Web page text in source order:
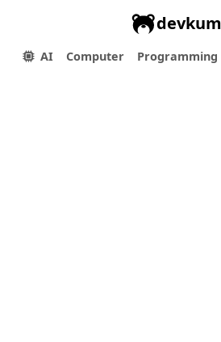
AI Computer Programming